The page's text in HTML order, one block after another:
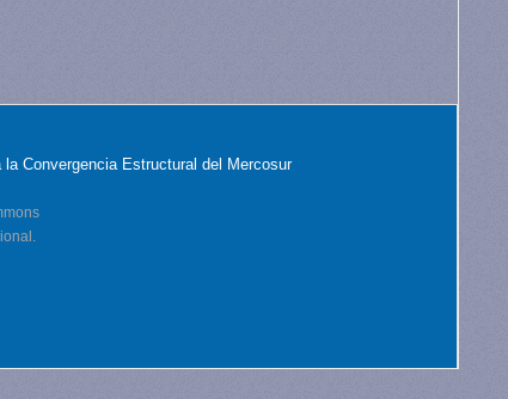
Convergencia Estructural del Mercosur